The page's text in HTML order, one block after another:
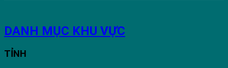
DANH MỤC KHU VỰC
TỈNH